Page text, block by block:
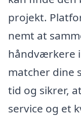
projekt.
nemt at
håndværkere
matcher dine
tid og sikrer,
service og et